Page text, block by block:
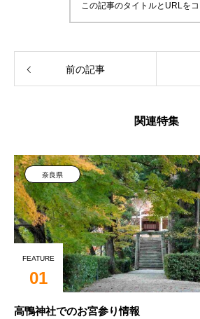
この記事のタイトルとURLを
前の記事
関連特集
奈良県
FEATURE
01
高鴨神社でのお宮参り情報